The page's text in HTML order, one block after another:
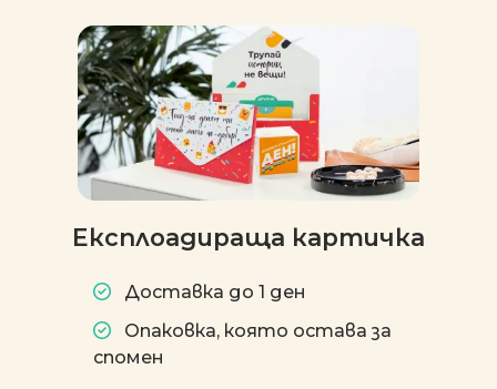
Експлоадираща картичка
Доставка до 1 ден
Опаковка, която остава за
спомен